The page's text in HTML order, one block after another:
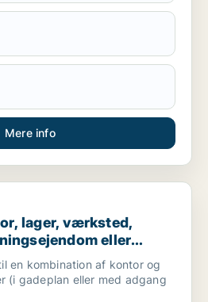
Mere info
værksted, klinik,
lager, værksted,
eller
til salg i
eller Nordhavn
en kombination af kontor og
(i gadeplan eller med adgang